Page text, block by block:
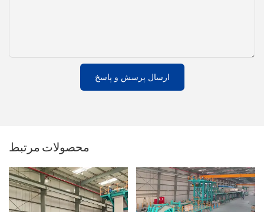
ارسال پرسش و پاسخ
محصولات مرتبط